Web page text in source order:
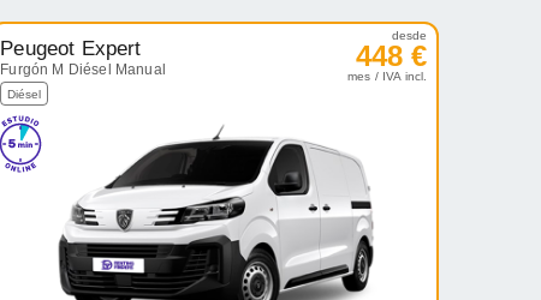
Peugeot Expert
Furgón M Diésel Manual
Diésel
desde
448 €
mes / IVA incl.